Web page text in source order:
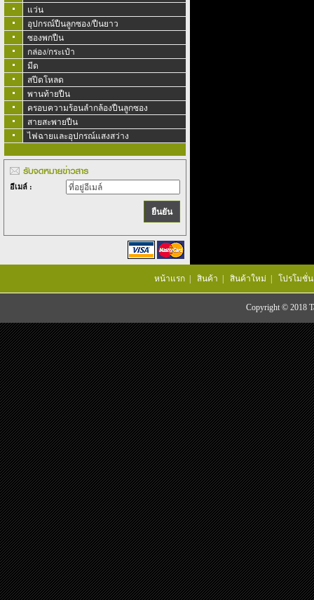
แว่น
อุปกรณ์ปืนลูกซอง/ปืนยาว
ซองพกปืน
กล่อง/กระเป๋า
มีด
สปีดโหลด
พานท้ายปืน
ครอบความร้อนลำกล้องปืนลูกซอง
สายสะพายปืน
ไฟฉายและอุปกรณ์แสงสว่าง
อีเมล์ :
หน้าแรก| สินค้า สินค้าใหม่ โปรโมชั่น
Copyright © 2018